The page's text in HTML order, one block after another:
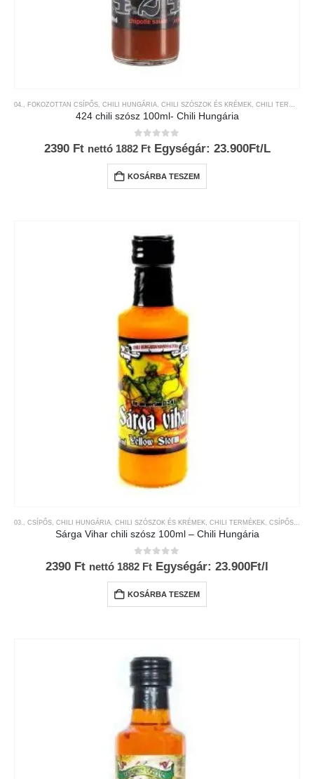
04., FOKOZOTTAN CSÍPŐS, CHILI HUNGÁRIA, CHILI SZÓSZOK ÉS KRÉMEK, CHILI TERMÉKEK
424 chili szósz 100ml- Chili Hungária
0 az 5-ből
2390 Ft nettó 1882 Ft Egységár: 23.900Ft/L
KOSÁRBA TESZEM
03., CSÍPŐS CHILI HUNGÁRIA CHILI SZÓSZOK ÉS KRÉMEK CHILI TERMÉKEK CSÍPŐSSÉGI-SKÁLA
Sárga Vihar chili szósz 100ml – Chili Hungária
0 az 5-ből
2390 Ft nettó 1882 Ft Egységár: 23.900Ft/l
KOSÁRBA TESZEM